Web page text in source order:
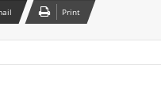
Print
बयान, हेमंत